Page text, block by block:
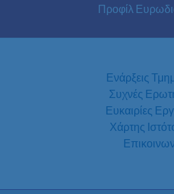
Προφίλ
Ενάρξεις
Συχνές
Ευκαιρίες
Χάρτης